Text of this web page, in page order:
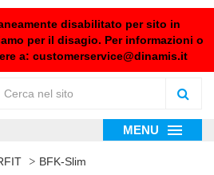
disabilitato per sito in
per il disagio. Per informazioni o
a: customerservice@dinamis.it
MENU
BFK-Slim